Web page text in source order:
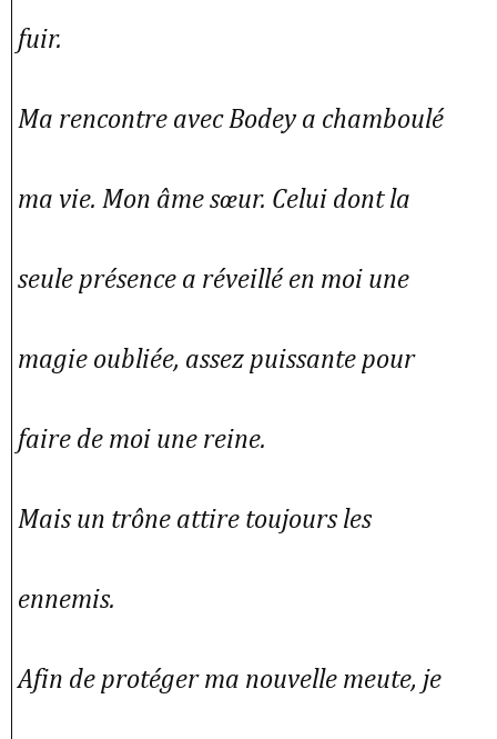
fuir.
Ma rencontre avec Bodey a chamboulé
ma vie. Mon âme sœur. Celui dont la
seule présence a réveillé en moi une
magie oubliée, assez puissante pour
faire de moi une reine.
Mais un trône attire toujours les
ennemis.
Afin de protéger ma nouvelle meute, je